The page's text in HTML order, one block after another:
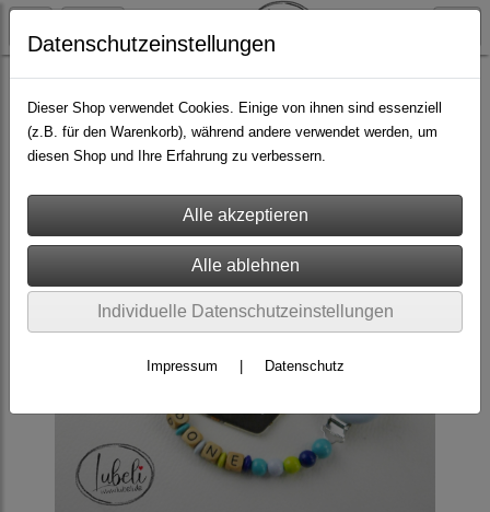
fürs Baby & Kind
Datenschutzeinstellungen
Dieser Shop verwendet Cookies. Einige von ihnen sind essenziell
(z.B. für den Warenkorb), während andere verwendet werden, um
diesen Shop und Ihre Erfahrung zu verbessern.
Individuelle Datenschutzeinstellungen
Impressum Datenschutz